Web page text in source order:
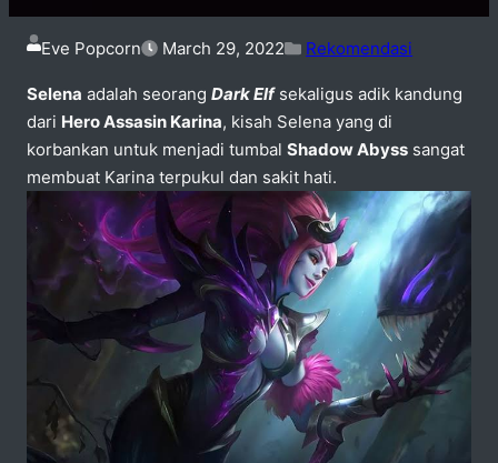
Eve Popcorn March 29, 2022 Rekomendasi
Selena adalah seorang Dark Elfsekaligus adik kandung
dari Hero Assasin Karina, kisah Selena yang di
korbankan untuk menjadi tumbal Shadow Abyss sangat
membuat Karina terpukul dan sakit hati.